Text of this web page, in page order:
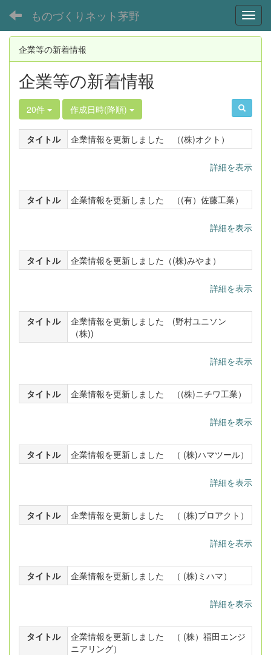
ものづくりネット茅野
企業等の新着情報
企業等の新着情報
20件 作成日時(降順)
タイトル 企業情報を更新しました （(株)オクト）
詳細を表示
タイトル 企業情報を更新しました （(有）佐藤工業）
詳細を表示
タイトル 企業情報を更新しました（(株)みやま）
詳細を表示
タイトル
企業情報を更新しました (野村ユニソン
（株))
詳細を表示
タイトル 企業情報を更新しました （(株)ニチワ工業）
詳細を表示
タイトル 企業情報を更新しました （ (株)ハマツール）
詳細を表示
タイトル 企業情報を更新しました （ (株)プロアクト）
詳細を表示
タイトル 企業情報を更新しました （ (株)ミハマ）
詳細を表示
タイトル
企業情報を更新しました （ (株）福田エンジ
ニアリング）